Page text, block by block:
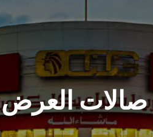
صالات العرض